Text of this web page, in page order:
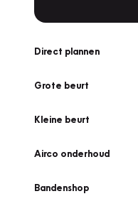
Direct plannen
Grote beurt
Kleine beurt
Airco onderhoud
Bandenshop